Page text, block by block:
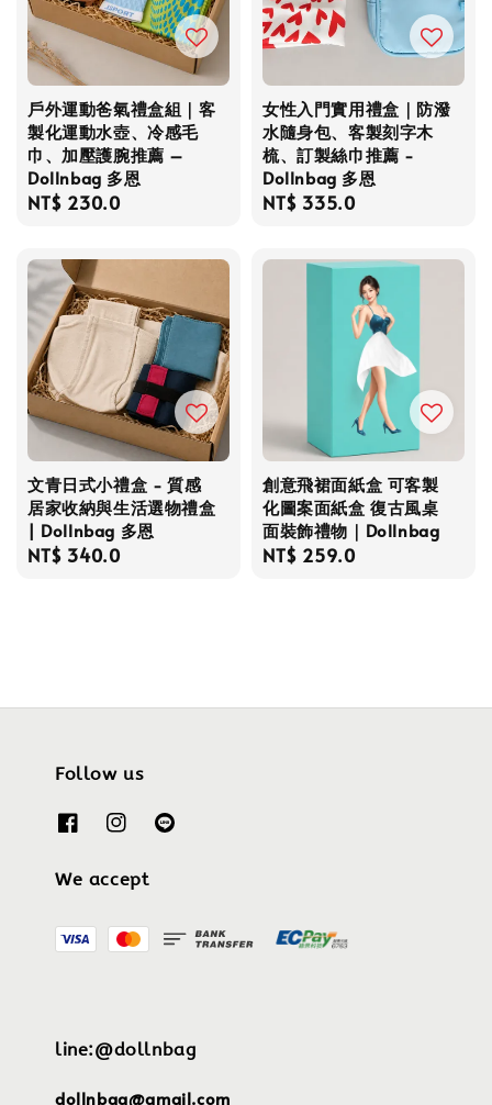
戶外運動爸氣禮盒組｜客
製化運動水壺、冷感毛
巾、加壓護腕推薦 –
Dollnbag 多恩
Regular
NT$ 230.0
女性入門實用禮盒｜防潑
水隨身包、客製刻字木
梳、訂製絲巾推薦 -
Dollnbag 多恩
Regular
NT$ 335.0
文青日式小禮盒 - 質感
居家收納與生活選物禮盒
| Dollnbag 多恩
Regular
NT$ 340.0
創意飛裙面紙盒 可客製
化圖案面紙盒 復古風桌
面裝飾禮物｜Dollnbag
Regular
NT$ 259.0
Follow us
We accept
line:@dollnbag
dollnbag@gmail.com